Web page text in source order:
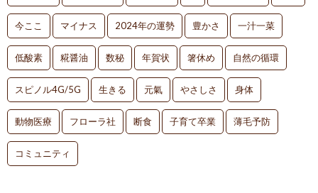
今ここ マイナス 2024年の運勢 豊かさ 一汁一菜
低酸素 糀醤油 数秘 年賀状 箸休め 自然の循環
スピノル4G/5G 生きる 元氣 やさしさ 身体
動物医療 フローラ社 断食 子育て卒業 薄毛予防
コミュニティ